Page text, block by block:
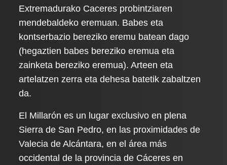
Extremadurako Caceres probintziaren
mendebaldeko eremuan. Babes eta
kontserbazio bereziko eremu batean dago
(hegaztien babes bereziko eremua eta
zainketa bereziko eremua). Arteen eta
artelatzen zerra eta dehesa batetik zabaltzen
da.
El Millarón es un lugar exclusivo en plena
Sierra de San Pedro, en las proximidades de
Valecia de Alcántara, en el área más
occidental de la provincia de Cáceres en